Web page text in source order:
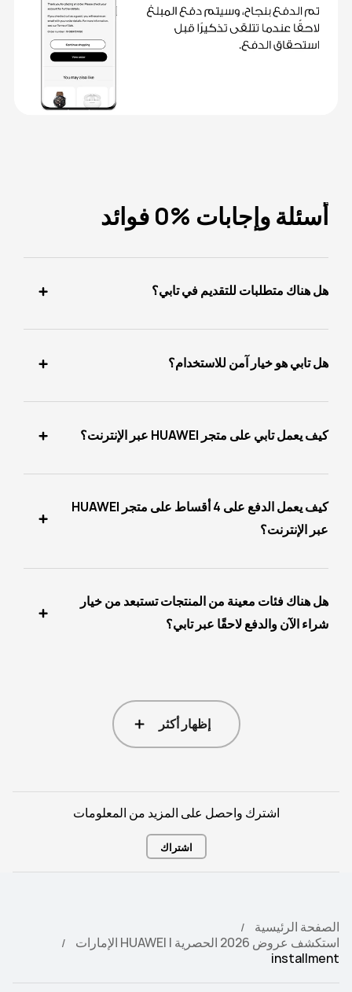
أسئلة وإجابات %0 فوائد
هل هناك متطلبات للتقديم في تابي؟
هل تابي هو خيار آمن للاستخدام؟
كيف يعمل تابي على متجر HUAWEI عبر الإنترنت؟
كيف يعمل الدفع على 4 أقساط على متجر HUAWEI
عبر الإنترنت؟
هل هناك فئات معينة من المنتجات تستبعد من خيار
شراء الآن والدفع لاحقًا عبر تابي؟
إظهار أكثر
اشترك واحصل على المزيد من المعلومات
اشتراك
الصفحة الرئيسية
استكشف عروض 2026 الحصرية | HUAWEI الإمارات
installment